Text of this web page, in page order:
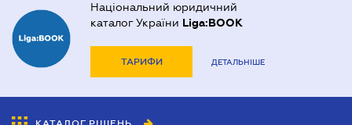
Національний юридичний
каталог України Liga:BOOK
ТАРИФИ ДЕТАЛЬНІШЕ